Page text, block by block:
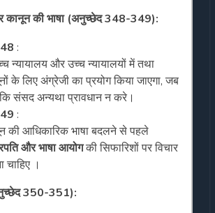
कानून की भाषा (अनुच्छेद 348-349):
:
न्यायालय और उच्च न्यायालयों में तथा
के लिए अंग्रेजी का प्रयोग किया जाएगा, जब
संसद अन्यथा प्रावधान न करे।
:
की आधिकारिक भाषा बदलने से पहले
और भाषा आयोगकी सिफारिशों पर विचार
चाहिए ।
350-351):